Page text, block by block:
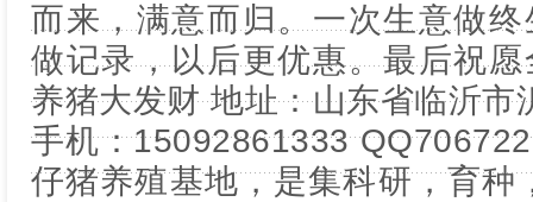
而来，满意而归。一次生意做
做记录，以后更优惠。最后祝
养猪大发财 地址：山东省临沂市
手机：15092861333
仔猪养殖基地，是集科研，育种